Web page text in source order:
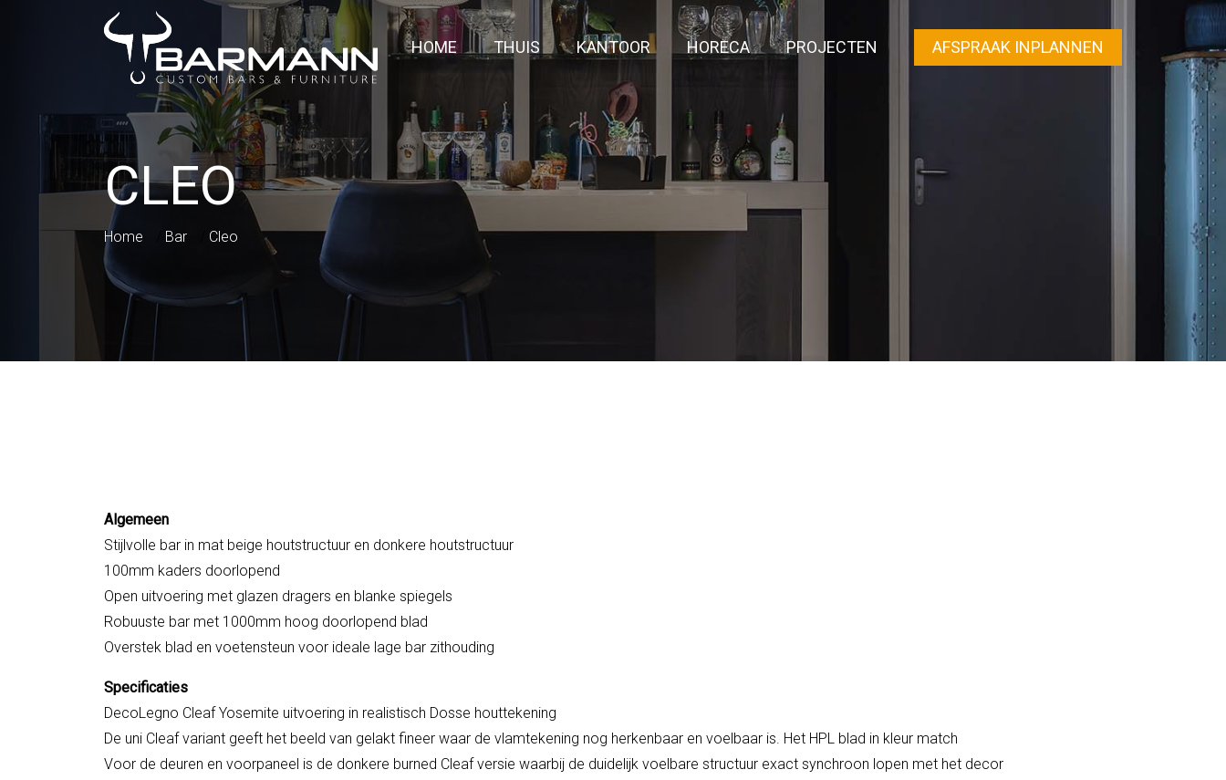
HOME THUIS KANTOOR HORECA PROJECTEN AFSPRAAK INPLANNEN
CLEO
Home Bar Cleo
Algemeen
Stijlvolle bar in mat beige houtstructuur en donkere houtstructuur
100mm kaders doorlopend
Open uitvoering met glazen dragers en blanke spiegels
Robuuste bar met 1000mm hoog doorlopend blad
Overstek blad en voetensteun voor ideale lage bar zithouding
Specificaties
DecoLegno Cleaf Yosemite uitvoering in realistisch Dosse houttekening
De uni Cleaf variant geeft het beeld van gelakt fineer waar de vlamtekening nog herkenbaar en voelbaar is. Het HPL blad in kleur match
Voor de deuren en voorpaneel is de donkere burned Cleaf versie waarbij de duidelijk voelbare structuur exact synchroon lopen met het decor